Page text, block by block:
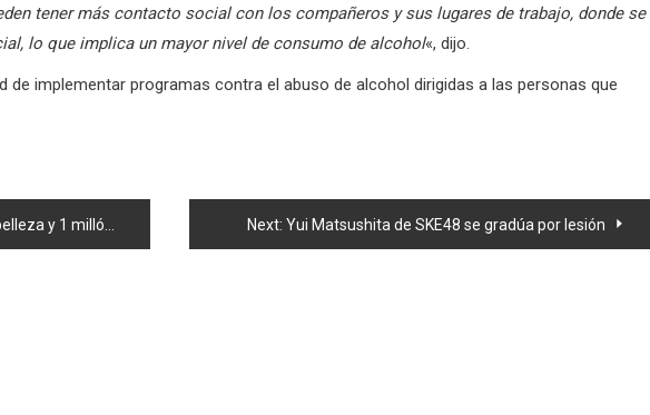
tener más contacto social con los compañeros y sus lugares de trabajo, donde se
lo que implica un mayor nivel de consumo de alcohol«, dijo.
de implementar programas contra el abuso de alcohol dirigidas a las personas que
vendidos en un dia Next: Yui Matsushita de SKE48 se gradúa por lesión